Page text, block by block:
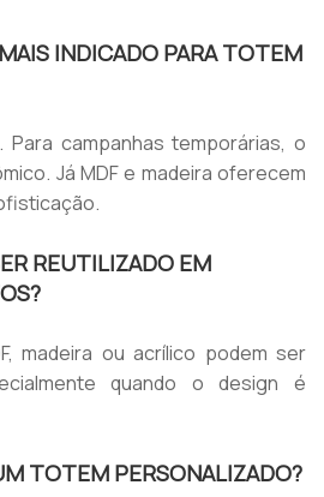
INDICADO PARA TOTEM
campanhas temporárias, o
Já MDF e madeira oferecem
REUTILIZADO EM
madeira ou acrílico podem ser
quando o design é
TOTEM PERSONALIZADO?